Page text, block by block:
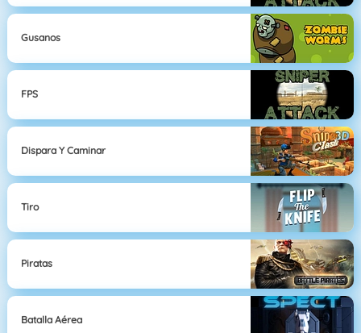
Gusanos
FPS
Dispara Y Caminar
Tiro
Piratas
Batalla Aérea